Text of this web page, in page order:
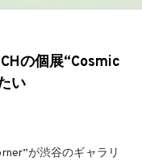
の個展“Cosmic
い
が渋谷のギャラリ